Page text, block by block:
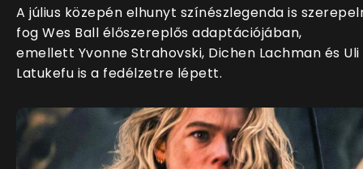
A július közepén elhunyt színészlegenda is
fog Wes Ball élőszereplős adaptációjában,
emellett Yvonne Strahovski, Dichen Lachman és Uli
Latukefu is a fedélzetre lépett.